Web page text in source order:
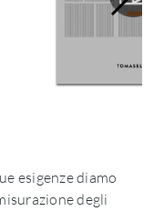
esigenze diamo
degli